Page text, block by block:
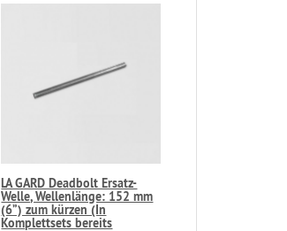
LA GARD Deadbolt Ersatz-
Welle, Wellenlänge: 152 mm
(6”) zum kürzen (In
Komplettsets bereits